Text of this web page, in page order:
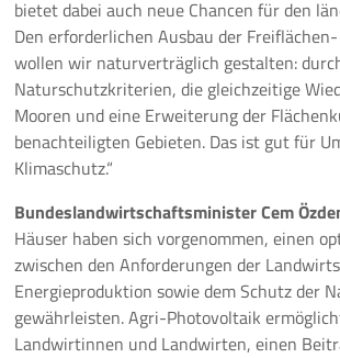
bietet dabei auch neue Chancen für den
Den erforderlichen Ausbau der
wollen wir naturverträglich gestalten:
Naturschutzkriterien, die gleichzeitige
Mooren und eine Erweiterung der
benachteiligten Gebieten. Das ist gut für
Klimaschutz.“
Bundeslandwirtschaftsminister Cem
Häuser haben sich vorgenommen, einen
zwischen den Anforderungen der
Energieproduktion sowie dem Schutz der
gewährleisten. Agri-Photovoltaik
Landwirtinnen und Landwirten, einen